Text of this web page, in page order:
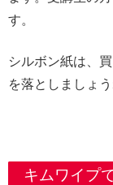
す。
シルボン紙は、
を落としましょう
キムワイプ